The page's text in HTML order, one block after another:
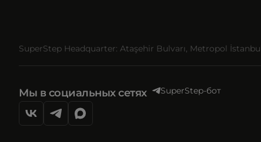
SuperStep Headquarter: Ataşehir Bulvarı, Metropol
Мы в социальных сетях SuperStep-бот